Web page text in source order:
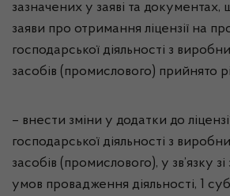
зазначених у заяві та документах,
заяви про отримання ліцензії на
господарської діяльності з
засобів (промислового) прийнято
– внести зміни у додатки до
господарської діяльності з
засобів (промислового), у зв’язку
умов провадження діяльності, 1